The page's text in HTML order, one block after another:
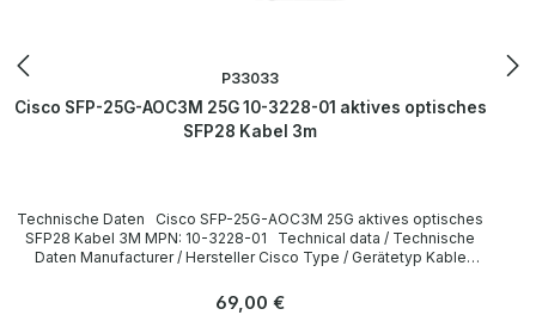
P33033
Cisco SFP-25G-AOC3M 25G 10-3228-01 aktives optisches
SFP28 Kabel 3m
Technische Daten Cisco SFP-25G-AOC3M 25G aktives optisches
SFP28 Kabel 3M MPN: 10-3228-01 Technical data / Technische
Daten Manufacturer / Hersteller Cisco Type / Gerätetyp Kable
LieferumfangDelivery Contents / Lieferumfang 1 x Cisco SFP-25G-
Regulärer Preis:
69,00 €